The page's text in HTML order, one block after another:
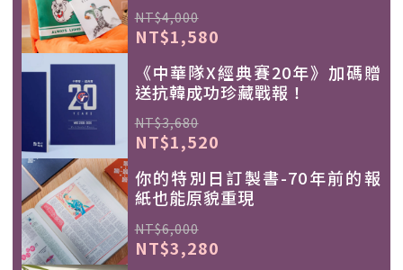
NT$4,000
NT$1,580
《中華隊X經典賽20年》加碼贈
送抗韓成功珍藏戰報！
NT$3,680
NT$1,520
你的特別日訂製書-70年前的報
紙也能原貌重現
NT$6,000
NT$3,280